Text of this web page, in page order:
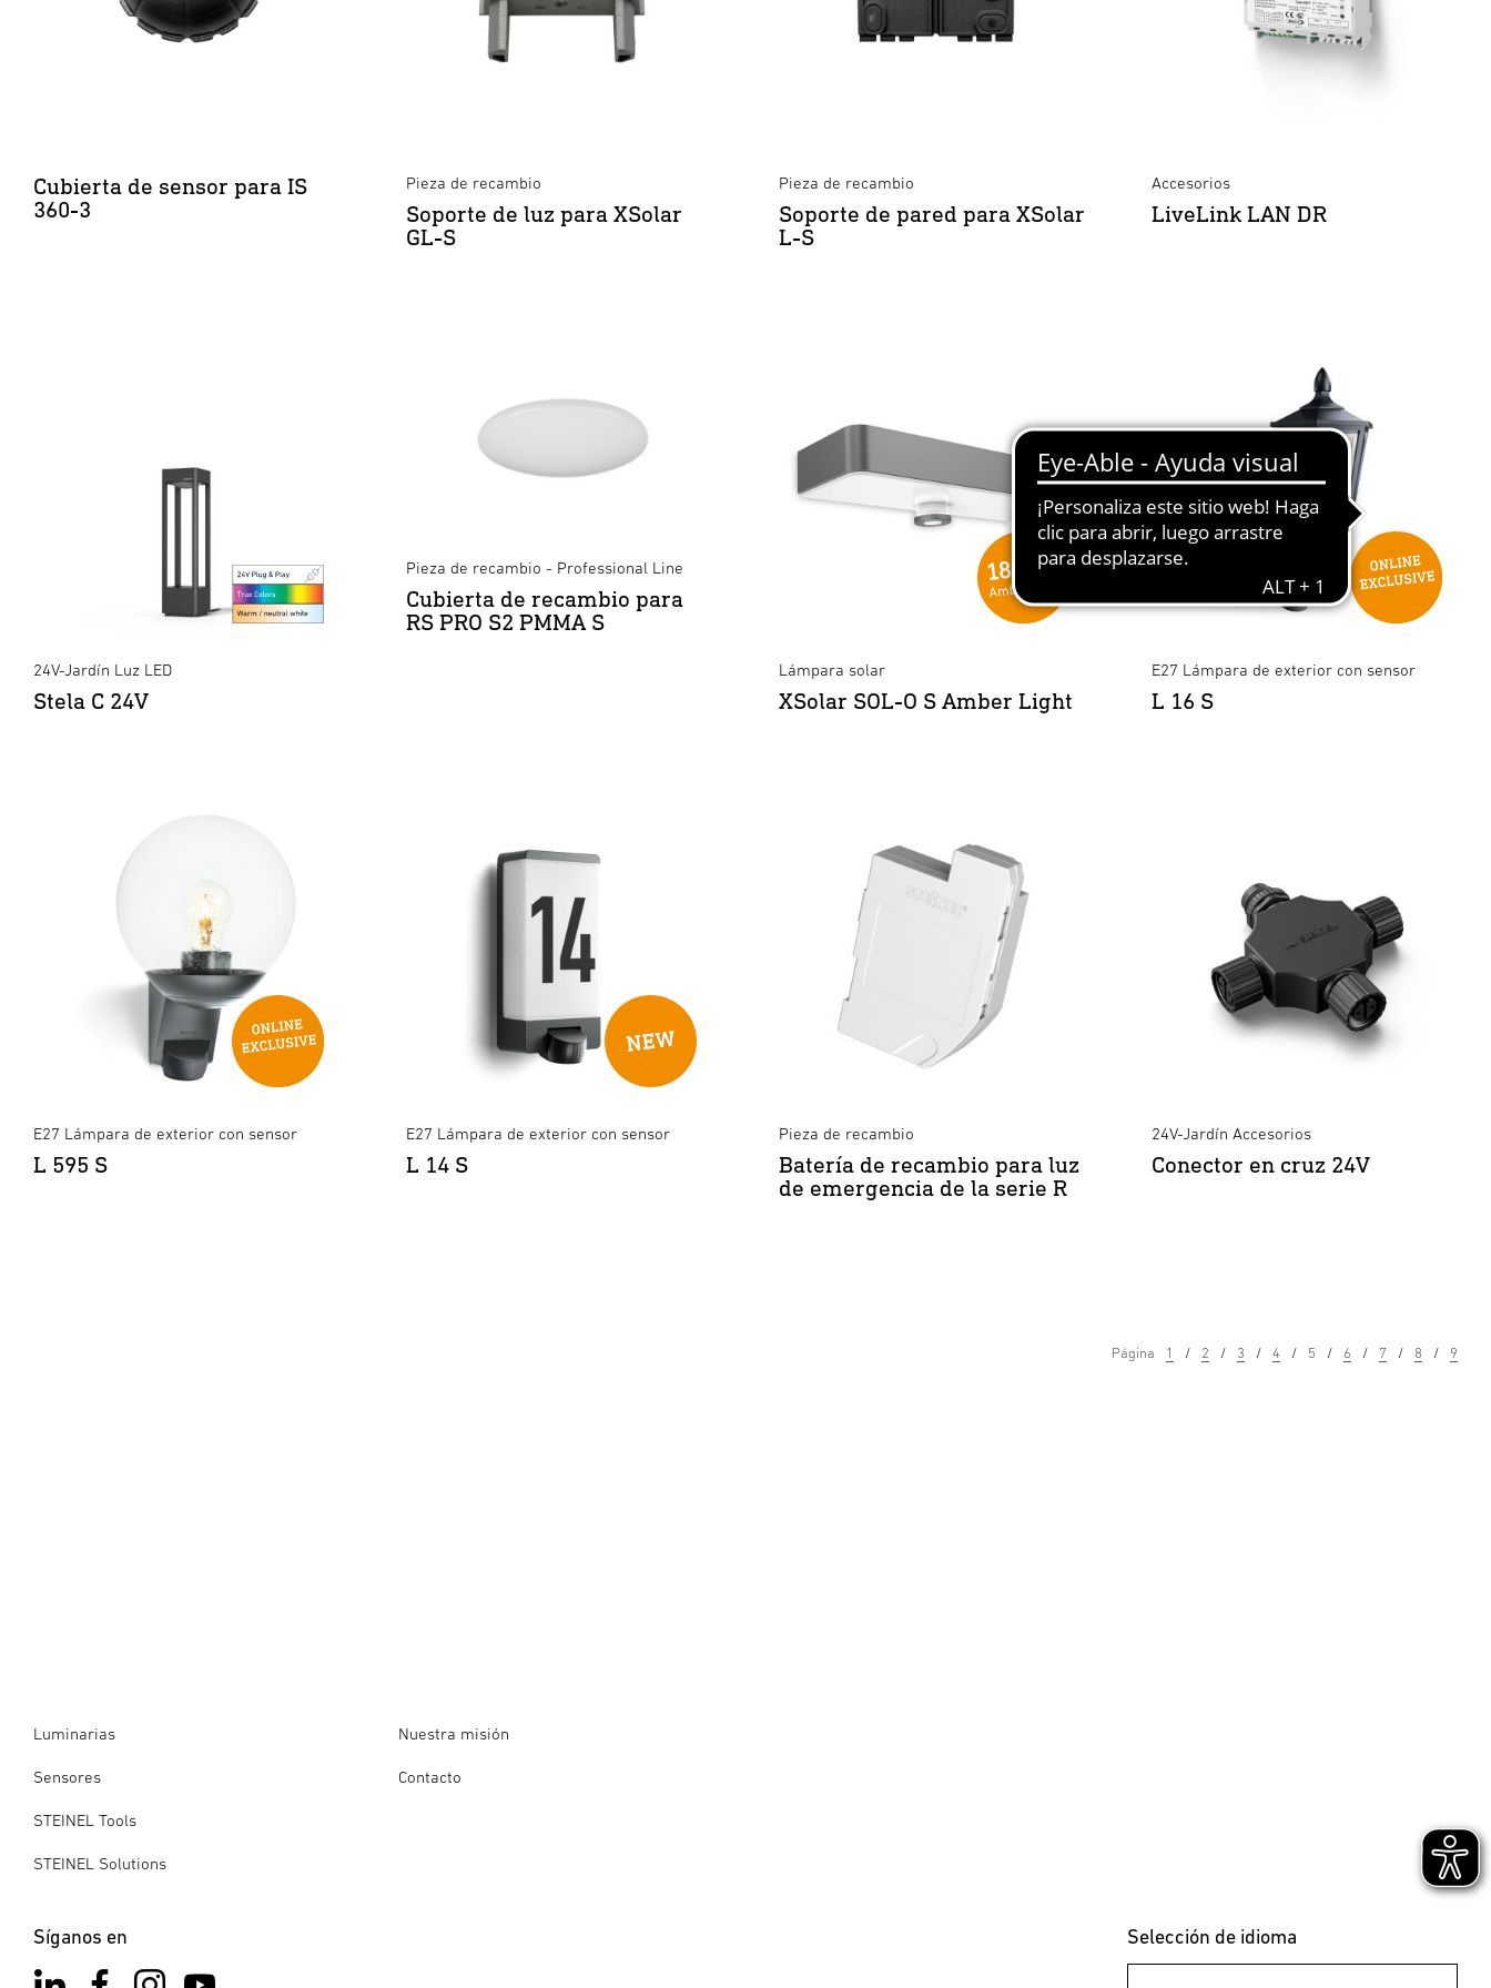
Cubierta de sensor para IS
360-3
Pieza de recambio
Soporte de luz para XSolar
GL-S
Pieza de recambio
Soporte de pared para XSolar
L-S
Accesorios
LiveLink LAN DR
24V-Jardín Luz LED
Stela C 24V
Pieza de recambio - Professional Line
Cubierta de recambio para
RS PRO S2 PMMA S
Lámpara solar
XSolar SOL-O S Amber Light
E27 Lámpara de exterior con sensor
L 16 S
E27 Lámpara de exterior con sensor
L 595 S
E27 Lámpara de exterior con sensor
L 14 S
Pieza de recambio
Batería de recambio para luz
de emergencia de la serie R
24V-Jardín Accesorios
Conector en cruz 24V
Página 1 2 3 4 5 6 7 8 9
Luminarias
Sensores
STEINEL Tools
STEINEL Solutions
Nuestra misión
Contacto
Síganos en Selección de idioma